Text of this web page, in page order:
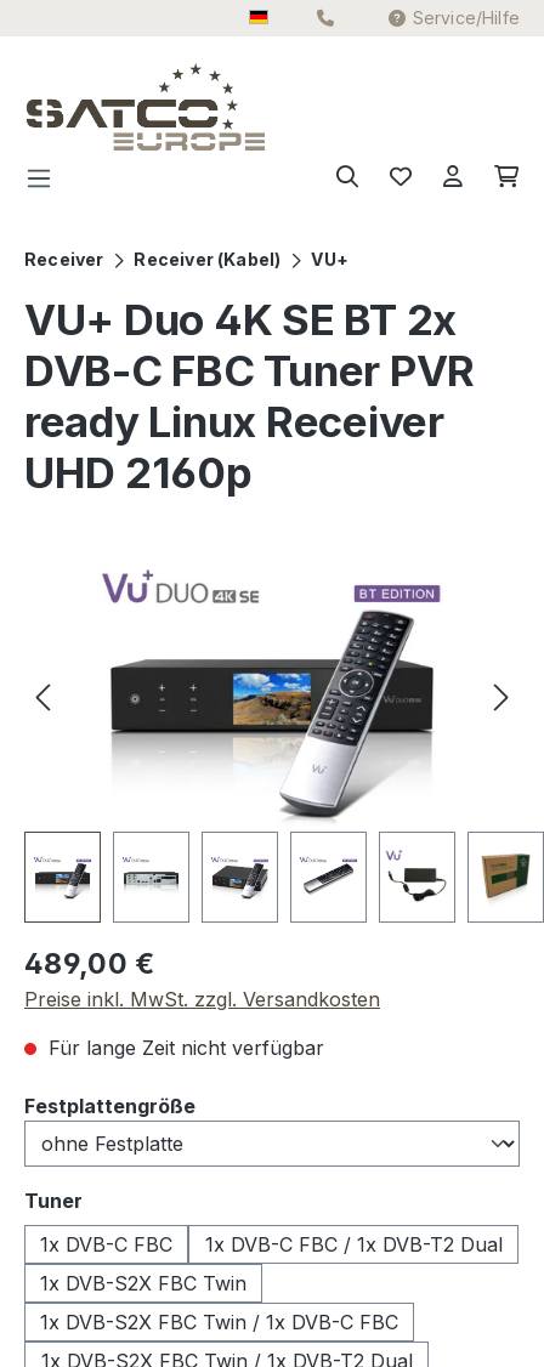
Zum Hauptinhalt springen Service/Hilfe
Receiver Receiver (Kabel) VU+
VU+ Duo 4K SE BT 2x
DVB-C FBC Tuner PVR
ready Linux Receiver
UHD 2160p
Bildergalerie überspringen
Regulärer Preis:
489,00 €
Preise inkl. MwSt. zzgl. Versandkosten
Für lange Zeit nicht verfügbar
Festplattengrößeauswählen
Tuner
1x DVB-C FBC
1x DVB-C FBC / 1x DVB-T2 Dual
1x DVB-S2X FBC Twin
1x DVB-S2X FBC Twin / 1x DVB-C FBC
1x DVB-S2X FBC Twin / 1x DVB-T2 Dual